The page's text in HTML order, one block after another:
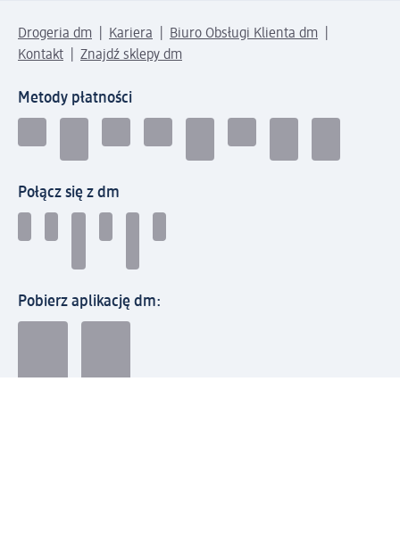
Drogeria dm Kariera
Biuro Obsługi Klienta dm
Kontakt
Znajdź sklepy dm
Metody płatności
Połącz się z dm
Pobierz aplikację dm: